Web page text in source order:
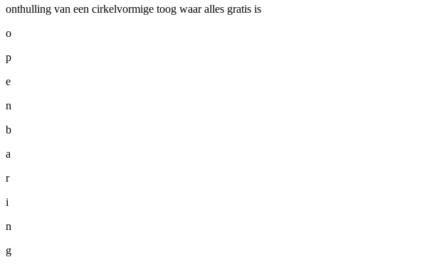
onthulling van een cirkelvormige toog waar alles gratis is
o
p
e
n
b
a
r
i
n
g